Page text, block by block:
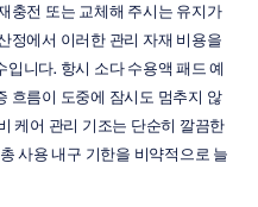
충전 또는 교체해 주시는 유지가
정에서 이러한 관리 자재 비용을
니다. 항시 소다 수용액 패드 예
흐름이 도중에 잠시도 멈추지 않
케어 관리 기조는 단순히 깔끔한
사용 내구 기한을 비약적으로 늘